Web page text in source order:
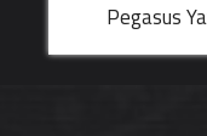
Pegasus